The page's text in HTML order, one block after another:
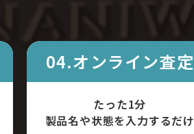
04.オンライン査定
たった1分
製品名や状態を入力するだけ